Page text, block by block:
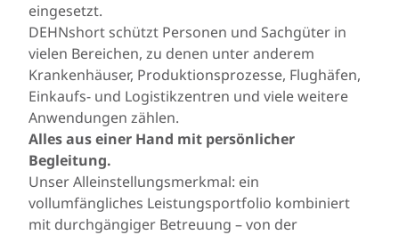
eingesetzt.
DEHNshort schützt Personen und Sachgüter in
vielen Bereichen, zu denen unter anderem
Krankenhäuser, Produktionsprozesse, Flughäfen,
Einkaufs- und Logistikzentren und viele weitere
Anwendungen zählen.
Alles aus einer Hand mit persönlicher
Begleitung.
Unser Alleinstellungsmerkmal: ein
vollumfängliches Leistungsportfolio kombiniert
mit durchgängiger Betreuung – von der